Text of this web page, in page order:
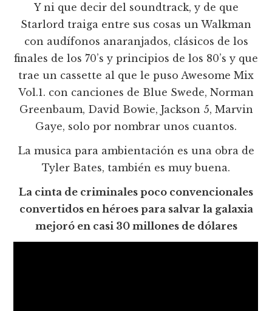
Y ni que decir del soundtrack, y de que
Starlord traiga entre sus cosas un Walkman
con audífonos anaranjados, clásicos de los
finales de los 70’s y principios de los 80’s y que
trae un cassette al que le puso Awesome Mix
Vol.1. con canciones de Blue Swede, Norman
Greenbaum, David Bowie, Jackson 5, Marvin
Gaye, solo por nombrar unos cuantos.
La musica para ambientación es una obra de
Tyler Bates, también es muy buena.
La cinta de criminales poco convencionales
convertidos en héroes para salvar la galaxia
mejoró en casi 30 millones de dólares